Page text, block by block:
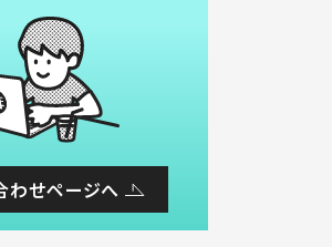
わせページへ